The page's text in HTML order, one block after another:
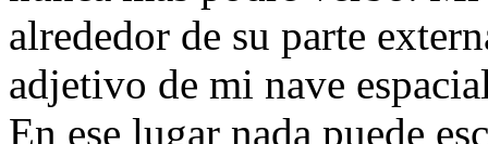
alrededor de su parte
adjetivo de mi nave
En ese lugar nada puede